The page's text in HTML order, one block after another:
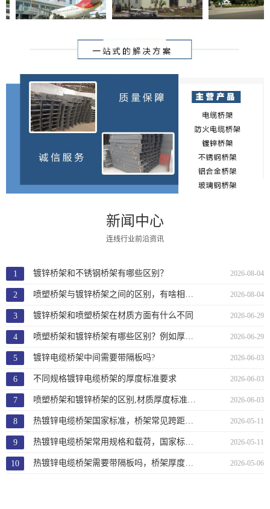
电缆桥架 电缆桥架
新闻中心
连线行业前沿资讯
2026-08-04
镀锌桥架和不锈钢桥架有哪些区别？
2026-08-04
2026-06-29
镀锌桥架和喷塑桥架在材质方面有什么不同
2026-06-29
2026-06-03
镀锌电缆桥架中间需要带隔板吗?
2026-06-03
不同规格镀锌电缆桥架的厚度标准要求
2026-06-03
2026-05-11
2026-05-11
2026-05-06